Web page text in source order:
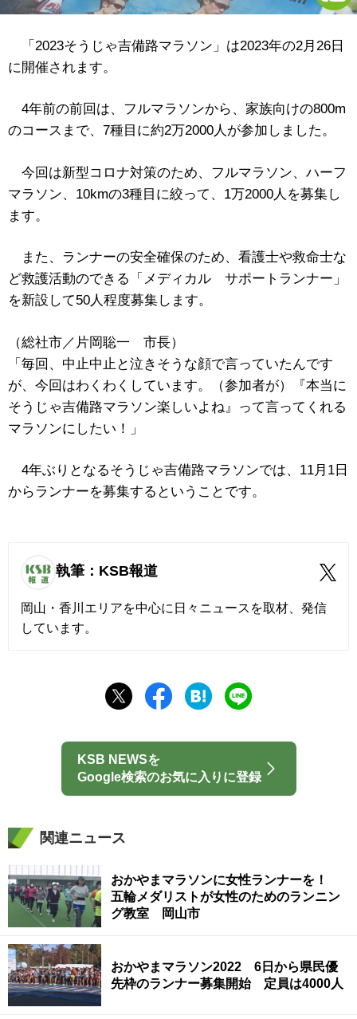
「2023そうじゃ吉備路マラソン」は2023年の2月26日
に開催されます。
4年前の前回は、フルマラソンから、家族向けの800m
のコースまで、7種目に約2万2000人が参加しました。
今回は新型コロナ対策のため、フルマラソン、ハーフ
マラソン、10kmの3種目に絞って、1万2000人を募集し
ます。
また、ランナーの安全確保のため、看護士や救命士な
ど救護活動のできる「メディカル サポートランナー」
を新設して50人程度募集します。
（総社市／片岡聡一 市長）
「毎回、中止中止と泣きそうな顔で言っていたんです
が、今回はわくわくしています。（参加者が）『本当に
そうじゃ吉備路マラソン楽しいよね』って言ってくれる
マラソンにしたい！」
4年ぶりとなるそうじゃ吉備路マラソンでは、11月1日
からランナーを募集するということです。
執筆：KSB報道
岡山・香川エリアを中心に日々ニュースを取材、発信
しています。
KSB NEWSを
Google検索のお気に入りに登録
関連ニュース
おかやまマラソンに女性ランナーを！
五輪メダリストが女性のためのランニン
グ教室 岡山市
おかやまマラソン2022 6日から県民優
先枠のランナー募集開始 定員は4000人